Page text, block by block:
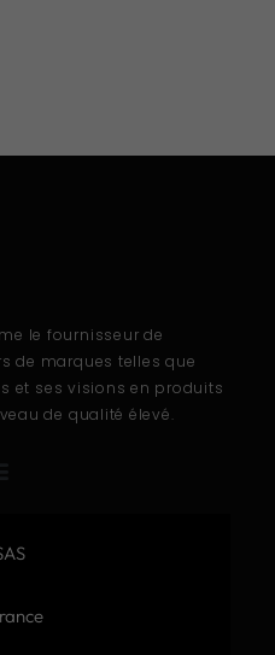
le fournisseur de
de marques telles que
et ses visions en produits
de qualité élevé.